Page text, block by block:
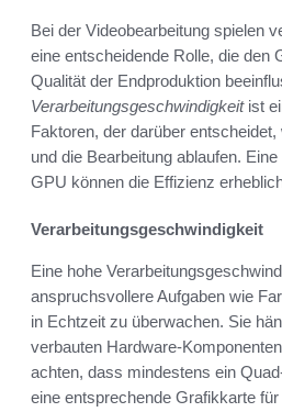
Bei der Videobearbeitung spielen
eine entscheidende Rolle, die den
Qualität der Endproduktion
Verarbeitungsgeschwindigkeitist
Faktoren, der darüber
und die Bearbeitung ablaufen.
GPU können die Effizienz
Verarbeitungsgeschwindigkeit
Eine hohe
anspruchsvollere Aufgaben wie
in Echtzeit zu überwachen. Sie
verbauten Hardware-
achten, dass mindestens ein
eine entsprechende Grafikkarte